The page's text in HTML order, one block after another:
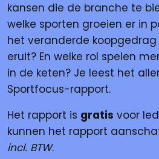
kansen die de branche te
welke sporten groeien er in
het veranderde
eruit? En welke rol spelen
in de keten? Je leest het
Sportfocus-rapport.
Het rapport is gratis voor
kunnen het rapport
incl. BTW.